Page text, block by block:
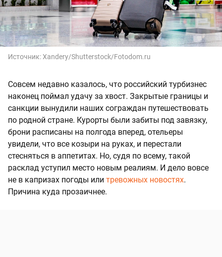
Источник:Xandery/Shutterstock/Fotodom.ru
Совсем недавно казалось, что российский турбизнес
наконец поймал удачу за хвост. Закрытые границы и
санкции вынудили наших сограждан путешествовать
по родной стране. Курорты были забиты под завязку,
брони расписаны на полгода вперед, отельеры
увидели, что все козыри на руках, и перестали
стесняться в аппетитах. Но, судя по всему, такой
расклад уступил место новым реалиям. И дело вовсе
не в капризах погоды или тревожных новостях.
Причина куда прозаичнее.